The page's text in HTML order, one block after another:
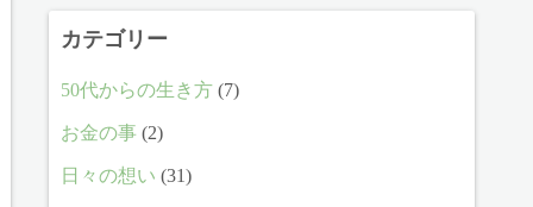
ブ
カテゴリー
50代からの生き方 (7)
お金の事 (2)
日々の想い (31)